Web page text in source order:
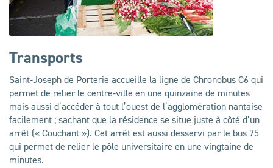
Transports
Saint-Joseph de Porterie accueille la ligne de Chronobus C6 qui
permet de relier le centre-ville en une quinzaine de minutes
mais aussi d’accéder à tout l’ouest de l’agglomération nantaise
facilement ; sachant que la résidence se situe juste à côté d’un
arrêt (« Couchant »). Cet arrêt est aussi desservi par le bus 75
qui permet de relier le pôle universitaire en une vingtaine de
minutes.